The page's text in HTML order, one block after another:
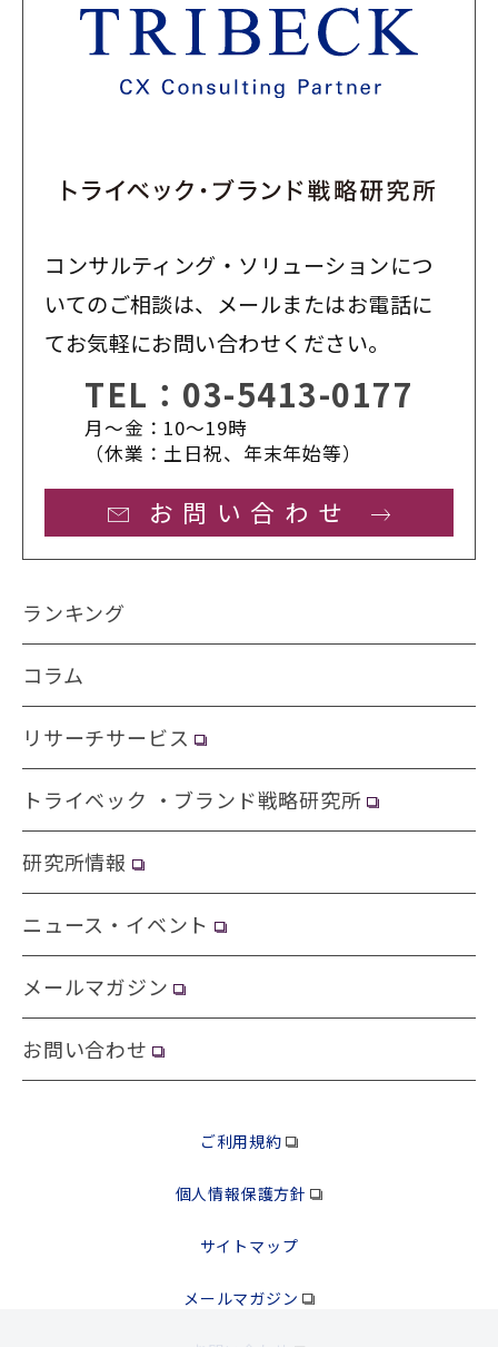
コンサルティング・ソリューションにつ
いてのご相談は、メールまたはお電話に
てお気軽にお問い合わせください。
TEL： 03-5413-0177
月〜金：10〜19時
（休業：土日祝、年末年始等）
お問い合わせ
ランキング
コラム
リサーチサービス
トライベック ・ブランド戦略研究所
研究所情報
ニュース・イベント
メールマガジン
お問い合わせ
ご利用規約
個人情報保護方針
サイトマップ
メールマガジン